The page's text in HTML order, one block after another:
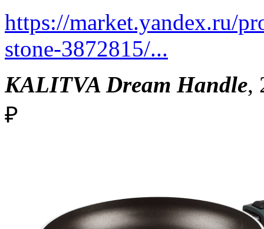
https://market.yandex.ru/
stone-3872815/...
KALITVA Dream Handle,
₽